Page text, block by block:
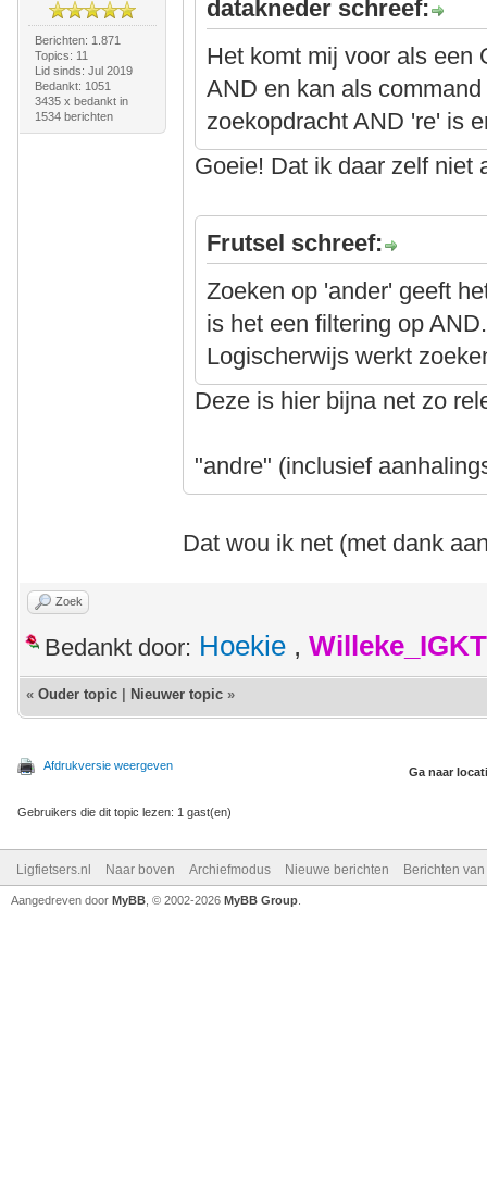
Berichten: 1.871
Topics: 11
Lid sinds: Jul 2019
Bedankt: 1051
3435 x bedankt in
1534 berichten
datakneder schreef:
Het komt mij voor als een
AND en kan als
zoekopdracht AND 're' is
Goeie! Dat ik daar zelf niet
Frutsel schreef:
Zoeken op 'ander' geeft
is het een filtering op AND.
Logischerwijs werkt
Deze is hier bijna net zo
"andre" (inclusief
Dat wou ik net (met dank
Zoek
Bedankt door: Hoekie , Willeke_IGKT
« Ouder topic Nieuwer topic »
Afdrukversie weergeven Ga naar
Gebruikers die dit topic lezen: 1 gast(en)
Ligfietsers.nl Naar boven Archiefmodus Nieuwe berichten Berichten
Aangedreven door MyBB , © 2002-2026 MyBB Group